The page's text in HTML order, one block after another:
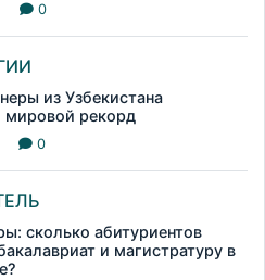
0
из Узбекистана
мировой рекорд
0
сколько абитуриентов
и магистратуру в